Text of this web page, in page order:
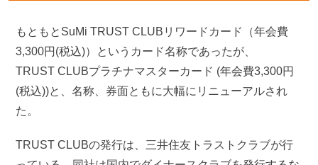
もともとSuMi TRUST CLUBリワードカード（年会費
3,300円(税込)）というカード名称であったが、
TRUST CLUBプラチナマスターカード (年会費3,300円
(税込))と、名称、券面ともに大幅にリニューアルされ
た。
TRUST CLUBの発行は、三井住友トラストクラブが行